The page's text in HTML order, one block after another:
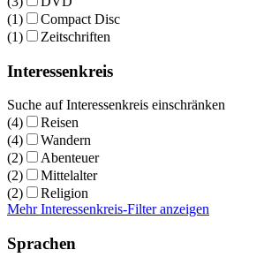
(1)
Compact Disc
(1)
Zeitschriften
Interessenkreis
Suche auf Interessenkreis einschränken
(4)
Reisen
(4)
Wandern
(2)
Abenteuer
(2)
Mittelalter
(2)
Religion
Mehr Interessenkreis-Filter anzeigen
Sprachen